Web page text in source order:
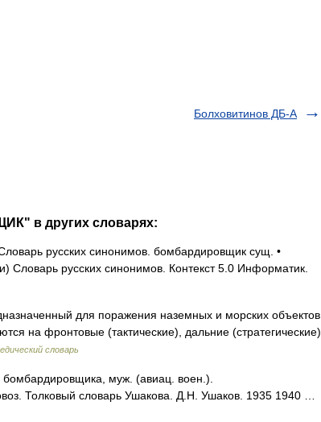
Болховитинов ДБ-А
в других словарях:
русских синонимов. бомбардировщик сущ. •
Словарь русских синонимов. Контекст 5.0 Информатик.
для поражения наземных и морских объектов
на фронтовые (тактические), дальние (стратегические)
словарь
муж. (авиац. воен.).
Толковый словарь Ушакова. Д.Н. Ушаков. 1935 1940 …